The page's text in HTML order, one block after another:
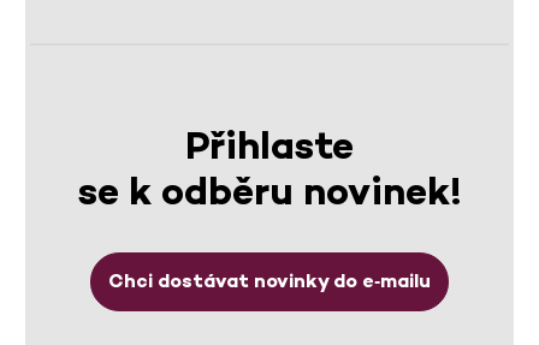
Přihlaste
se k odběru novinek!
Chci dostávat novinky do e‑mailu